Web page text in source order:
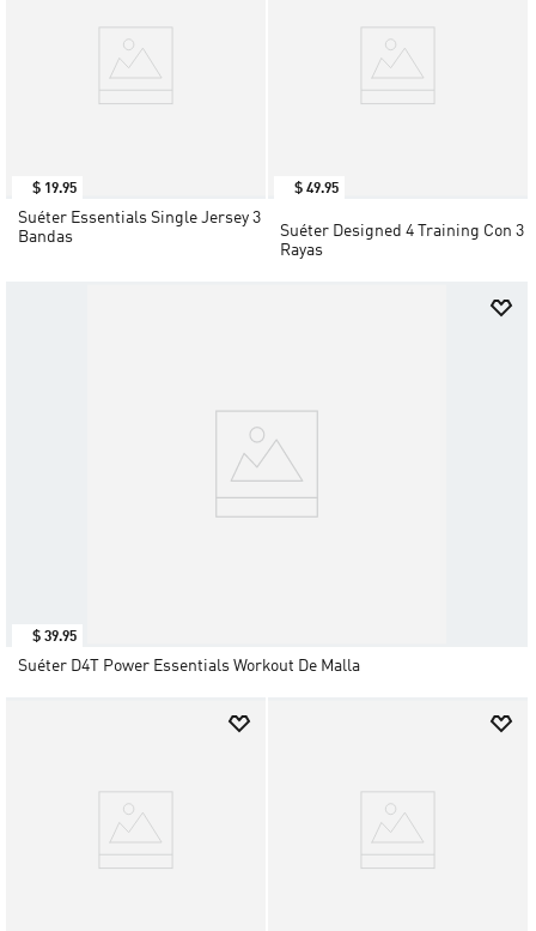
$ 19.95
Suéter Essentials Single Jersey 3
Bandas
$ 49.95
Suéter Designed 4 Training Con 3
Rayas
$ 39.95
Suéter D4T Power Essentials Workout De Malla